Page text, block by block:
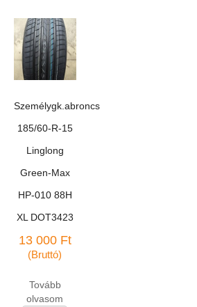
Hajda
HD-
517
mennyiség
Személygk.abroncs
185/60-R-15
Linglong
Green-Max
HP-010 88H
XL DOT3423
13 000 Ft
(Bruttó)
Tovább
olvasom